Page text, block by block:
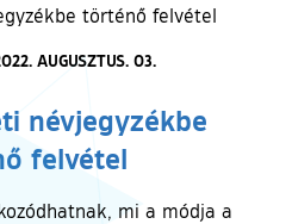
történő felvétel
AUGUSZTUS. 03.
névjegyzékbe
felvétel
mi a módja a